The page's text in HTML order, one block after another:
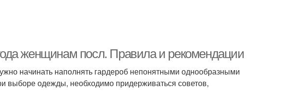
женщинам посл. Правила и рекомендации
начинать наполнять гардероб непонятными однообразными
выборе одежды, необходимо придерживаться советов,